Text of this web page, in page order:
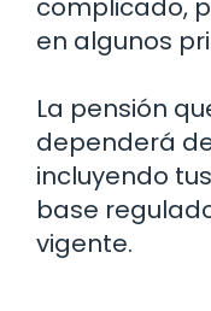
complicado,
en algunos
La pensión
dependerá
incluyendo
base
vigente.